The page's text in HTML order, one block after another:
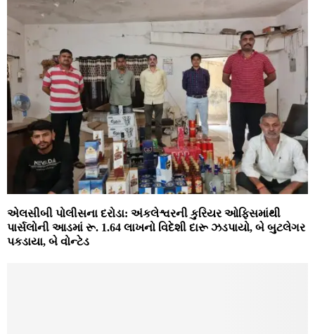
એલસીબી પોલીસના દરોડા: અંકલેશ્વરની કુરિયર ઓફિસમાંથી
પાર્સલોની આડમાં રૂ. 1.64 લાખનો વિદેશી દારૂ ઝડપાયો, બે બુટલેગર
પકડાયા, બે વોન્ટેડ